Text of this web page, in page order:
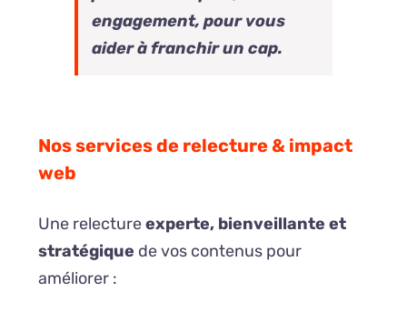
engagement, pour vous
aider à franchir un cap.
Nos services de relecture & impact
web
Une relectureexperte, bienveillante et
stratégique de vos contenus pour
améliorer :